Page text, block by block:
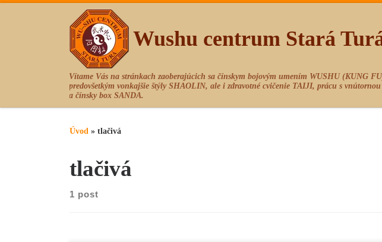
Wushu centrum Stará
Vítame Vás na stránkach zaoberajúcich sa čínskym bojovým umením WUSHU (KUNG
predovšetkým vonkajšie štýly SHAOLIN, ale i zdravotné cvičenie TAIJI, prácu s
a čínsky box SANDA.
Úvod » tlačivá
tlačivá
1 post